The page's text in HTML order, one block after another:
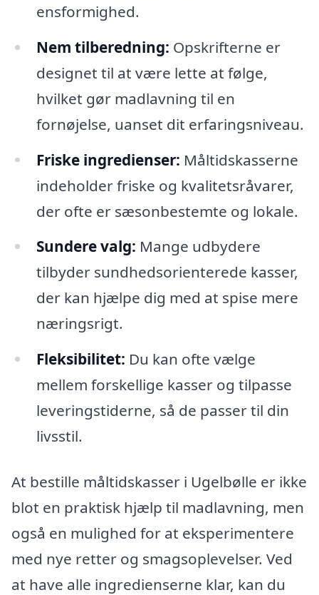
ensformighed.
Nem tilberedning: Opskrifterne er
designet til at være lette at følge,
hvilket gør madlavning til en
fornøjelse, uanset dit erfaringsniveau.
Friske ingredienser: Måltidskasserne
indeholder friske og kvalitetsråvarer,
der ofte er sæsonbestemte og lokale.
Sundere valg: Mange udbydere
tilbyder sundhedsorienterede kasser,
der kan hjælpe dig med at spise mere
næringsrigt.
Fleksibilitet: Du kan ofte vælge
mellem forskellige kasser og tilpasse
leveringstiderne, så de passer til din
livsstil.
At bestille måltidskasser i Ugelbølle er ikke
blot en praktisk hjælp til madlavning, men
også en mulighed for at eksperimentere
med nye retter og smagsoplevelser. Ved
at have alle ingredienserne klar, kan du